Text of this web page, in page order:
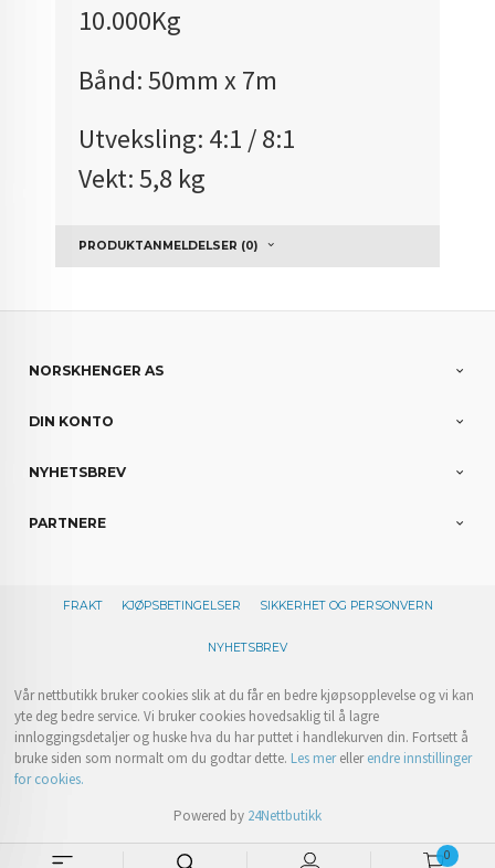
0
10.000Kg
Bånd: 50mm x 7m
Utveksling: 4:1 / 8:1
Vekt: 5,8 kg
PRODUKTANMELDELSER (0)
NORSKHENGER AS
DIN KONTO
NYHETSBREV
PARTNERE
FRAKT KJØPSBETINGELSER SIKKERHET OG PERSONVERN
NYHETSBREV
Vår nettbutikk bruker cookies slik at du får en bedre kjøpsopplevelse og vi kan
yte deg bedre service. Vi bruker cookies hovedsaklig til å lagre
innloggingsdetaljer og huske hva du har puttet i handlekurven din. Fortsett å
bruke siden som normalt om du godtar dette. Les merellerendre innstillinger
for cookies.
Powered by 24Nettbutikk